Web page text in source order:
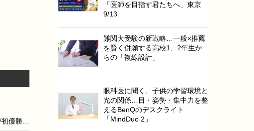
高校サッカー男子インターハイ、静岡学園が初優勝…近大附属との接戦制す
「医師を目指す君たちへ」東京
9/13
難関大受験の新戦略…一般×推薦
を賢く併願する高校1、2年生か
らの「複線設計」
眼科医に聞く、子供の学習環境と
光の関係…目・姿勢・集中力を整
えるBenQのデスクライト
「MindDuo 2」